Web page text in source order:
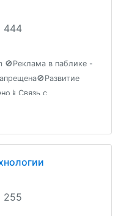
🚫Реклама в паблике -
с